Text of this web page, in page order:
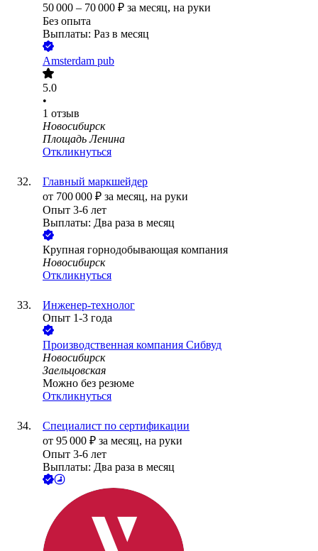
50 000 – 70 000 ₽ за месяц, на руки
Без опыта
Выплаты: Раз в месяц
Amsterdam pub
5.0
•
1 отзыв
Новосибирск
Площадь Ленина
Откликнуться
Главный маркшейдер
от 700 000 ₽ за месяц, на руки
Опыт 3-6 лет
Выплаты: Два раза в месяц
Крупная горнодобывающая компания
Новосибирск
Откликнуться
Инженер-технолог
Опыт 1-3 года
Производственная компания Сибвуд
Новосибирск
Заельцовская
Можно без резюме
Откликнуться
Специалист по сертификации
от 95 000 ₽ за месяц, на руки
Опыт 3-6 лет
Выплаты: Два раза в месяц